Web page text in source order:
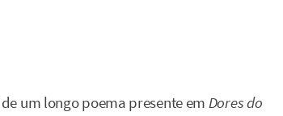
um longo poema presente em Dores do